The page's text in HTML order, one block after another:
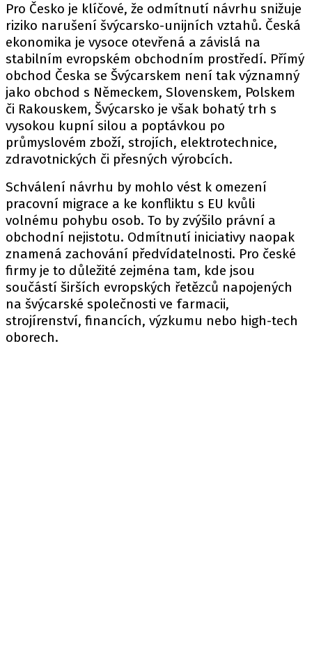
Pro Česko je klíčové, že odmítnutí návrhu snižuje
riziko narušení švýcarsko-unijních vztahů. Česká
ekonomika je vysoce otevřená a závislá na
stabilním evropském obchodním prostředí. Přímý
obchod Česka se Švýcarskem není tak významný
jako obchod s Německem, Slovenskem, Polskem
či Rakouskem, Švýcarsko je však bohatý trh s
vysokou kupní silou a poptávkou po
průmyslovém zboží, strojích, elektrotechnice,
zdravotnických či přesných výrobcích.
Schválení návrhu by mohlo vést k omezení
pracovní migrace a ke konfliktu s EU kvůli
volnému pohybu osob. To by zvýšilo právní a
obchodní nejistotu. Odmítnutí iniciativy naopak
znamená zachování předvídatelnosti. Pro české
firmy je to důležité zejména tam, kde jsou
součástí širších evropských řetězců napojených
na švýcarské společnosti ve farmacii,
strojírenství, financích, výzkumu nebo high-tech
oborech.